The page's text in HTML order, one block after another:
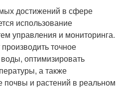
достижений в сфере
использование
управления и мониторинга.
точное
оптимизировать
а также
почвы и растений в реальном